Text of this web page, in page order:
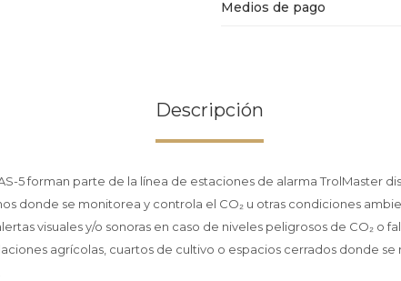
Medios de pago
Descripción
5 forman parte de la línea de estaciones de alarma TrolMaster
donde se monitorea y controla el CO₂ u otras condiciones
visuales y/o sonoras en caso de niveles peligrosos de CO₂ o
agrícolas, cuartos de cultivo o espacios cerrados donde